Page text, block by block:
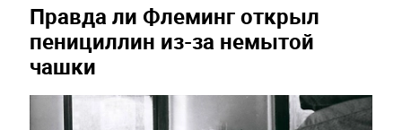
Правда ли Флеминг открыл
пенициллин из-за немытой
чашки